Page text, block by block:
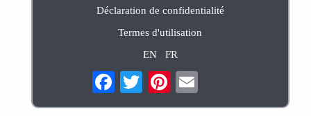
Déclaration de confidentialité
Termes d'utilisation
EN
FR